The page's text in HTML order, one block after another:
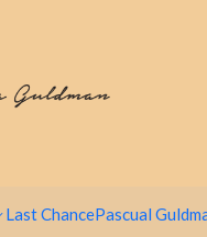
Last ChancePascual